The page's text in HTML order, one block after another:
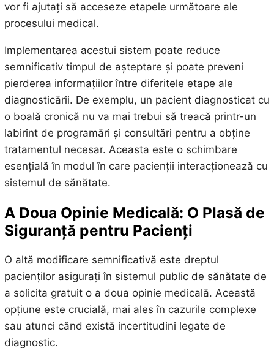
vor fi ajutați să acceseze etapele următoare ale
procesului medical.
Implementarea acestui sistem poate reduce
semnificativ timpul de așteptare și poate preveni
pierderea informațiilor între diferitele etape ale
diagnosticării. De exemplu, un pacient diagnosticat cu
o boală cronică nu va mai trebui să treacă printr-un
labirint de programări și consultări pentru a obține
tratamentul necesar. Aceasta este o schimbare
esențială în modul în care pacienții interacționează cu
sistemul de sănătate.
A Doua Opinie Medicală: O Plasă de
Siguranță pentru Pacienți
O altă modificare semnificativă este dreptul
pacienților asigurați în sistemul public de sănătate de
a solicita gratuit o a doua opinie medicală. Această
opțiune este crucială, mai ales în cazurile complexe
sau atunci când există incertitudini legate de
diagnostic.